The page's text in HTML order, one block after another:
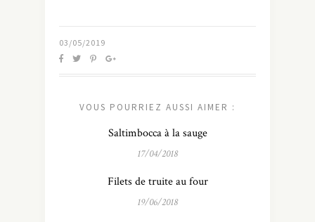
03/05/2019
VOUS POURRIEZ AUSSI AIMER :
Saltimbocca à la sauge
17/04/2018
Filets de truite au four
19/06/2018